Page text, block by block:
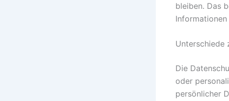
bleiben. Das
Unterschiede
Die
oder
persönlicher